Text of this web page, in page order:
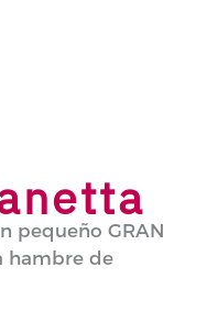
pequeño GRAN
hambre de